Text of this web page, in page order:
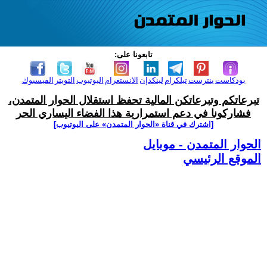
تابعونا على:
الفيسبوك التويتر اليوتيوب الانستغرام لينكدإن تيلكرامبنترست بودكاست
تبرعاتكم وتبرعاتكن المالية تحفظ استقلال الحوار المتمدن،
فشاركونا في دعم استمرارية هذا الفضاء اليساري الحر
[اشترك في قناة ‫«الحوار المتمدن» على اليوتيوب]
الحوار المتمدن - موبايل
الموقع الرئيسي